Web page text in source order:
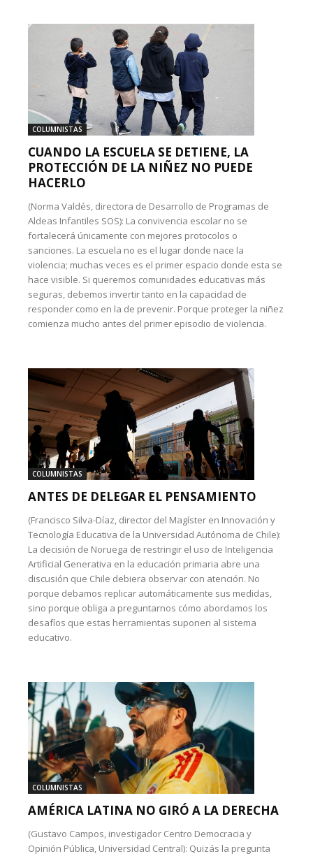
COLUMNISTAS
CUANDO LA ESCUELA SE DETIENE, LA
PROTECCIÓN DE LA NIÑEZ NO PUEDE
HACERLO
(Norma Valdés, directora de Desarrollo de Programas de
Aldeas Infantiles SOS): La convivencia escolar no se
fortalecerá únicamente con mejores protocolos o
sanciones. La escuela no es el lugar donde nace la
violencia; muchas veces es el primer espacio donde esta se
hace visible. Si queremos comunidades educativas más
seguras, debemos invertir tanto en la capacidad de
responder como en la de prevenir. Porque proteger la niñez
comienza mucho antes del primer episodio de violencia.
COLUMNISTAS
ANTES DE DELEGAR EL PENSAMIENTO
(Francisco Silva-Díaz, director del Magíster en Innovación y
Tecnología Educativa de la Universidad Autónoma de Chile):
La decisión de Noruega de restringir el uso de Inteligencia
Artificial Generativa en la educación primaria abre una
discusión que Chile debiera observar con atención. No
porque debamos replicar automáticamente sus medidas,
sino porque obliga a preguntarnos cómo abordamos los
desafíos que estas herramientas suponen al sistema
educativo.
COLUMNISTAS
AMÉRICA LATINA NO GIRÓ A LA DERECHA
(Gustavo Campos, investigador Centro Democracia y
Opinión Pública, Universidad Central): Quizás la pregunta